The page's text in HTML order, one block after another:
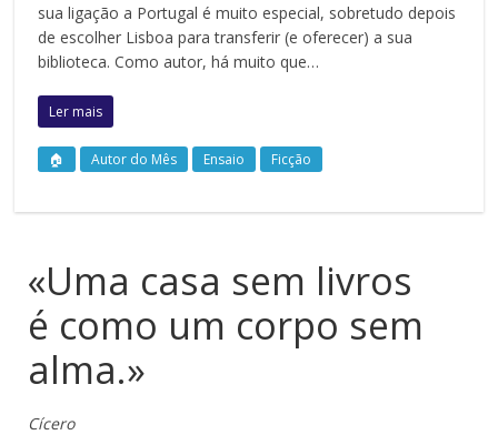
sua ligação a Portugal é muito especial, sobretudo depois
de escolher Lisboa para transferir (e oferecer) a sua
biblioteca. Como autor, há muito que…
Ler mais
🏠 Autor do Mês Ensaio Ficção
«Uma casa sem livros
é como um corpo sem
alma.»
Cícero